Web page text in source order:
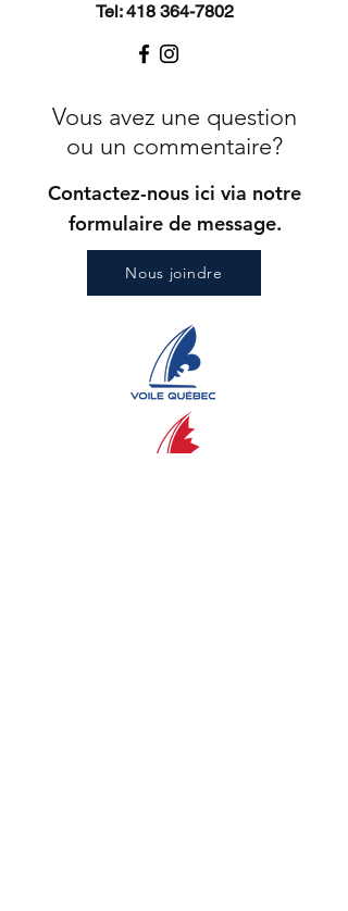
Tel: 418 364-7802
Vous avez une question
ou un commentaire?
Contactez-nous ici via notre
formulaire de message.
Nous joindre